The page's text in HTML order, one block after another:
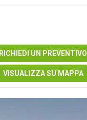
RICHIEDI UN PREVENTIVO
VISUALIZZA SU MAPPA